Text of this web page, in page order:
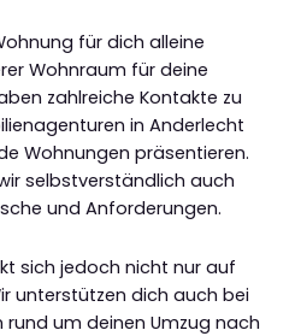
für dich alleine
Wohnraum für deine
zahlreiche Kontakte zu
in Anderlecht
Wohnungen präsentieren.
selbstverständlich auch
und Anforderungen.
sich jedoch nicht nur auf
unterstützen dich auch bei
um deinen Umzug nach